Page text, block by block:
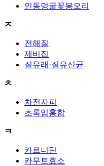
인동덩굴꽃봉오리
ㅈ
전해질
제비집
질유래·질유산균
ㅊ
차전자피
초록입홍합
ㅋ
카르니틴
카무트효소